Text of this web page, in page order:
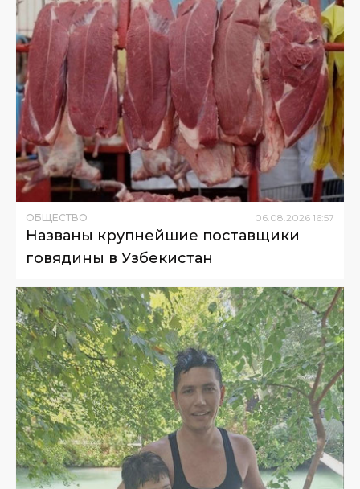
ОБЩЕСТВО 06.08.2026 16:57
Названы крупнейшие поставщики
говядины в Узбекистан